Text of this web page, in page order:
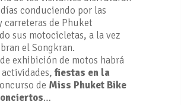
conduciendo por las
carreteras de Phuket
sus motocicletas, a la vez
el Songkran.
exhibición de motos habrá
actividades,fiestas en la
de Miss Phuket Bike
…